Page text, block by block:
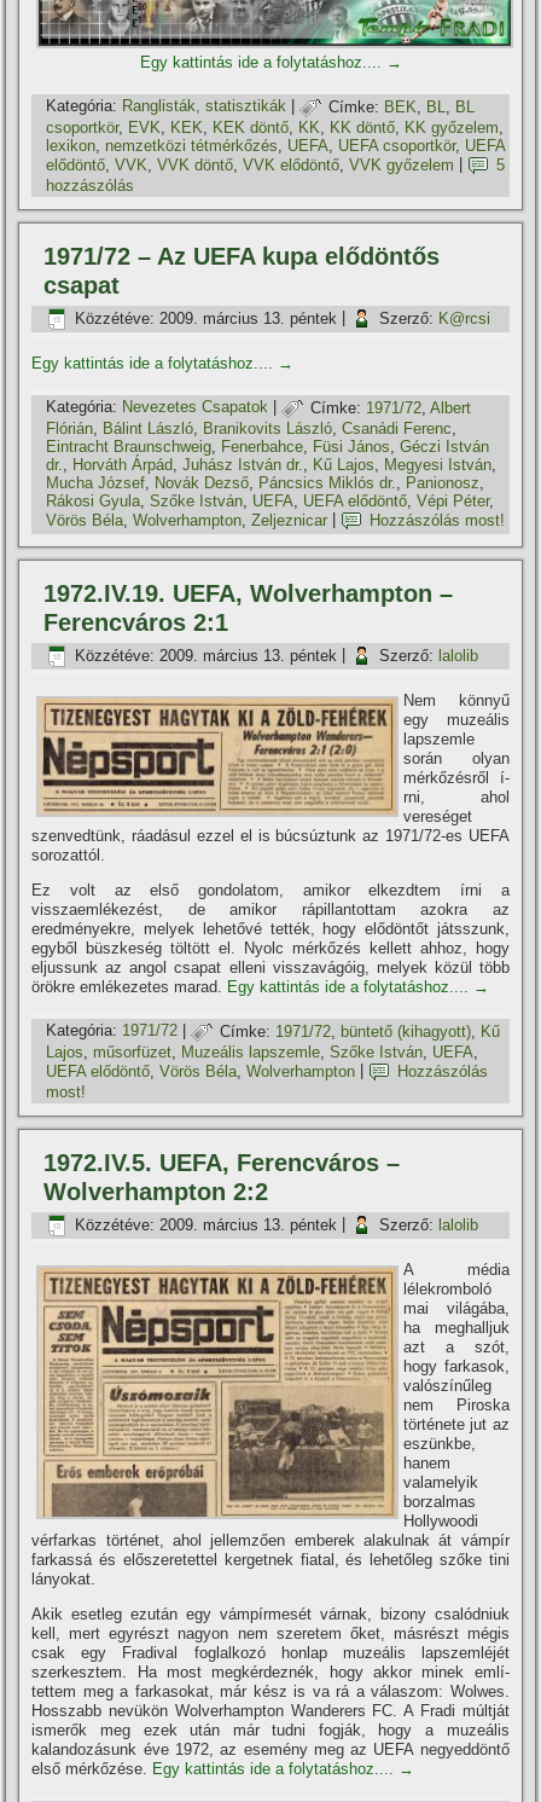
Egy kattintás ide a folytatáshoz.... →
Kategória: Ranglisták, statisztikák | Címke: BEK BL
BL
csoportkör, EVK, KEK, KEK döntő, KK, KK döntő, KK győzelem,
lexikon, nemzetközi tétmérkőzés, UEFA, UEFA csoportkör, UEFA
elődöntő ,VVK ,VVK döntő ,VVK elődöntő ,VVK győzelem
5
hozzászólás
1971/72 – Az UEFA kupa elődöntős
csapat
Közzétéve: 2009. március 13. péntek Szerző: K@rcsi
Egy kattintás ide a folytatáshoz.... →
Kategória: Nevezetes Csapatok | Címke: 1971/72 ,Albert
Flórián, Bálint László, Branikovits László,Csanádi Ferenc,
Eintracht Braunschweig, Fenerbahce, Füsi János,Géczi István
dr., Horváth Árpád,Juhász István dr., Kű Lajos, Megyesi István,
Mucha József, Novák Dezső, Páncsics Miklós dr., Panionosz,
Rákosi Gyula,Szőke István, UEFA, UEFA elődöntő,Vépi Péter,
Vörös Béla ,Wolverhampton ,Zeljeznicar Hozzászólás most!
1972.IV.19. UEFA, Wolverhampton –
Ferencváros 2:1
Közzétéve: 2009. március 13. péntek Szerző: lalolib
Nem könnyű
egy muzeális
lapszemle
során olyan
mérkőzésről í­
rni, ahol
vereséget
szenvedtünk, ráadásul ezzel el is búcsúztunk az 1971/72-es UEFA
sorozattól.
Ez volt az első gondolatom, amikor elkezdtem í­rni a
visszaemlékezést, de amikor rápillantottam azokra az
eredményekre, melyek lehetővé tették, hogy elődöntőt játsszunk,
egyből büszkeség töltött el. Nyolc mérkőzés kellett ahhoz, hogy
eljussunk az angol csapat elleni visszavágóig, melyek közül több
örökre emlékezetes marad. Egy kattintás ide a folytatáshoz.... →
Kategória: 1971/72 | Címke: 1971/72 ,büntető (kihagyott) Kű
Lajos, műsorfüzet, Muzeális lapszemle,Szőke István, UEFA,
UEFA elődöntő ,Vörös Béla ,Wolverhampton
Hozzászólás
most!
1972.IV.5. UEFA, Ferencváros –
Wolverhampton 2:2
Közzétéve: 2009. március 13. péntek Szerző: lalolib
A média
lélekromboló
mai világába,
ha meghalljuk
azt a szót,
hogy farkasok,
valószí­nűleg
nem Piroska
története jut az
eszünkbe,
hanem
valamelyik
borzalmas
Hollywoodi
vérfarkas történet, ahol jellemzően emberek alakulnak át vámpí­r
farkassá és előszeretettel kergetnek fiatal, és lehetőleg szőke tini
lányokat.
Akik esetleg ezután egy vámpí­rmesét várnak, bizony csalódniuk
kell, mert egyrészt nagyon nem szeretem őket, másrészt mégis
csak egy Fradival foglalkozó honlap muzeális lapszemléjét
szerkesztem. Ha most megkérdeznék, hogy akkor minek emlí­
tettem meg a farkasokat, már kész is va rá a válaszom: Wolwes.
Hosszabb nevükön Wolverhampton Wanderers FC. A Fradi múltját
ismerők meg ezek után már tudni fogják, hogy a muzeális
kalandozásunk éve 1972, az esemény meg az UEFA negyeddöntő
első mérkőzése. Egy kattintás ide a folytatáshoz.... →